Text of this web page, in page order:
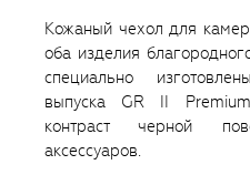
Кожаный чехол для
оба изделия
специально
выпуска GR II
контраст черной
аксессуаров.